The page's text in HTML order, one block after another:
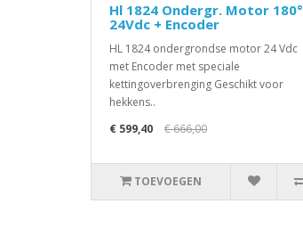
Hl 1824 Ondergr. Motor 180°
24Vdc + Encoder
HL 1824 ondergrondse motor 24 Vdc
met Encoder met speciale
kettingoverbrenging Geschikt voor
hekkens..
€ 599,40
€ 666,00
TOEVOEGEN